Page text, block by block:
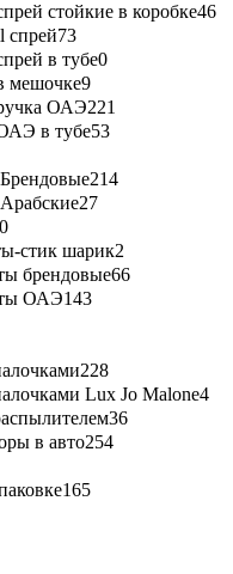
стойкие в коробке46
73
в тубе0
мешочке9
ОАЭ221
в тубе53
214
27
стик шарик2
брендовые66
ОАЭ143
228
Lux Jo Malone4
36
в авто254
165